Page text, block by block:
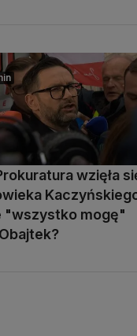
wzięła
"wszystko mogę"